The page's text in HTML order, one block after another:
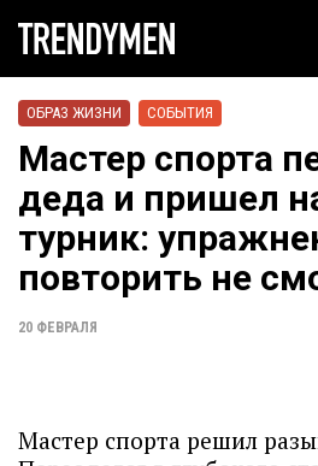
ОБРАЗ ЖИЗНИ СОБЫТИЯ
Мастер спорта
деда и пришел
турник:
повторить не
20 ФЕВРАЛЯ
Мастер спорта решил